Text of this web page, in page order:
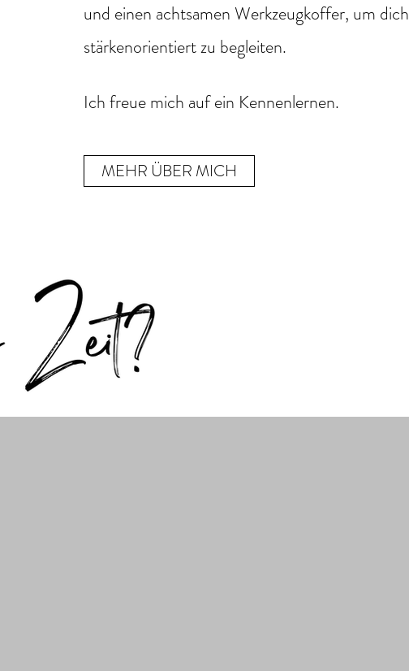
und einen achtsamen Werkzeugkoffer, um dich
stärkenorientiert zu begleiten.
Ich freue mich auf ein Kennenlernen.
MEHR ÜBER MICH